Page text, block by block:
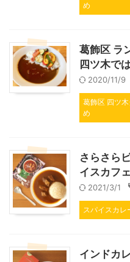
め
葛飾区 ラ
四ツ木で
2020/11/9
葛飾区 四ツ
め
さらさら
イスカフ
2021/3/1
スパイスカレ
インドカ